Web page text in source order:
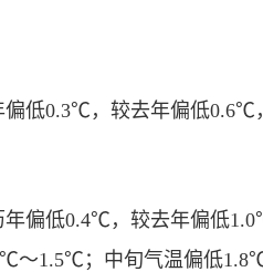
低0.3℃，较去年偏低
偏低0.4℃，较去年偏低
1.5℃；中旬气温偏低